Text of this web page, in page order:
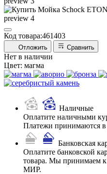
Код товара:461403
Отложить Сравнить
Нет в наличии
Цвет: магма
Наличные
Оплатите наличными
Платежи принимаются
Банковская
Оплатите банковской
товара. Мы принимаем к
МИР.